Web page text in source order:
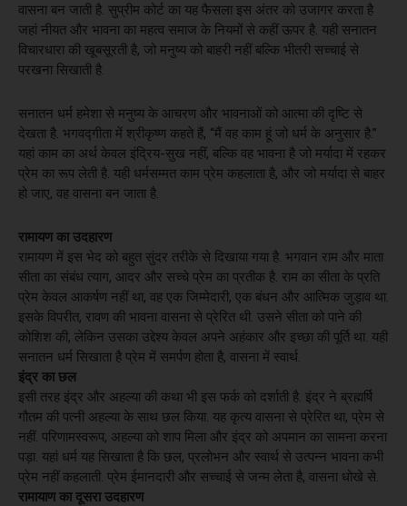
वासना बन जाती है. सुप्रीम कोर्ट का यह फैसला इस अंतर को उजागर करता है
जहां नीयत और भावना का महत्व समाज के नियमों से कहीं ऊपर है. यही सनातन
विचारधारा की खूबसूरती है, जो मनुष्य को बाहरी नहीं बल्कि भीतरी सच्चाई से
परखना सिखाती है.
सनातन धर्म हमेशा से मनुष्य के आचरण और भावनाओं को आत्मा की दृष्टि से
देखता है. भगवद्गीता में श्रीकृष्ण कहते हैं, “मैं वह काम हूं जो धर्म के अनुसार है.”
यहां काम का अर्थ केवल इंद्रिय-सुख नहीं, बल्कि वह भावना है जो मर्यादा में रहकर
प्रेम का रूप लेती है. यही धर्मसम्मत काम प्रेम कहलाता है, और जो मर्यादा से बाहर
हो जाए, वह वासना बन जाता है.
रामायण का उदहारण
रामायण में इस भेद को बहुत सुंदर तरीके से दिखाया गया है. भगवान राम और माता
सीता का संबंध त्याग, आदर और सच्चे प्रेम का प्रतीक है. राम का सीता के प्रति
प्रेम केवल आकर्षण नहीं था, वह एक जिम्मेदारी, एक बंधन और आत्मिक जुड़ाव था.
इसके विपरीत, रावण की भावना वासना से प्रेरित थी. उसने सीता को पाने की
कोशिश की, लेकिन उसका उद्देश्य केवल अपने अहंकार और इच्छा की पूर्ति था. यही
सनातन धर्म सिखाता है प्रेम में समर्पण होता है, वासना में स्वार्थ.
इंद्र का छल
इसी तरह इंद्र और अहल्या की कथा भी इस फर्क को दर्शाती है. इंद्र ने ब्रह्मर्षि
गौतम की पत्नी अहल्या के साथ छल किया. यह कृत्य वासना से प्रेरित था, प्रेम से
नहीं. परिणामस्वरूप, अहल्या को शाप मिला और इंद्र को अपमान का सामना करना
पड़ा. यहां धर्म यह सिखाता है कि छल, प्रलोभन और स्वार्थ से उत्पन्न भावना कभी
प्रेम नहीं कहलाती. प्रेम ईमानदारी और सच्चाई से जन्म लेता है, वासना धोखे से.
रामायाण का दूसरा उदहारण